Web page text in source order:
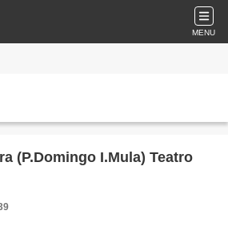
MENU
(P.Domingo I.Mula) Teatro